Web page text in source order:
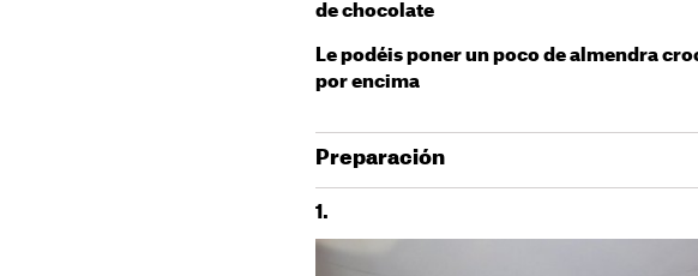
de chocolate
Le podéis poner un poco de almendra
por encima
Preparación
1.